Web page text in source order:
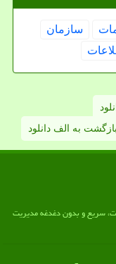
سازمان
بازگشت به الف دانلود
سریع و بدون دغدغه مدیریت